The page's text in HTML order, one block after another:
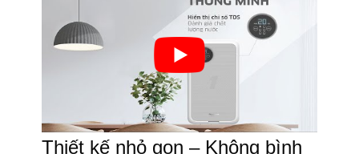
Thiết kế nhỏ gọn – Không bình